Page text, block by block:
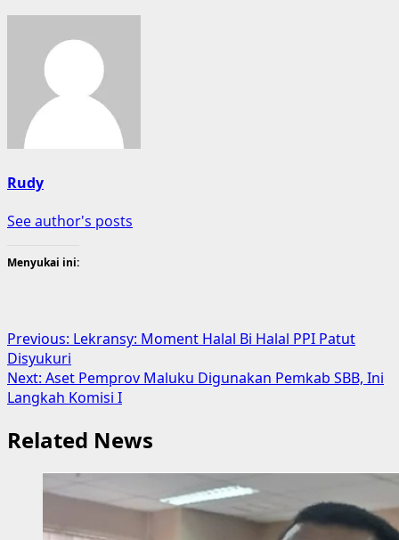
Rudy
See author's posts
Menyukai ini:
Post
navigation
Previous: Lekransy: Moment Halal Bi Halal PPI Patut
Disyukuri
Next: Aset Pemprov Maluku Digunakan Pemkab SBB, Ini
Langkah Komisi I
Related News